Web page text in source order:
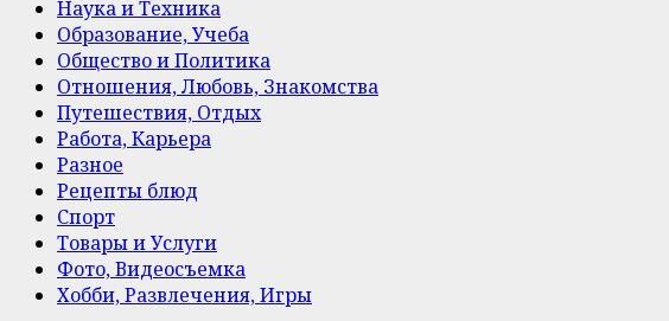
Наука и Техника
Образование, Учеба
Общество и Политика
Отношения, Любовь, Знакомства
Путешествия, Отдых
Работа, Карьера
Разное
Рецепты блюд
Спорт
Товары и Услуги
Фото, Видеосъемка
Хобби, Развлечения, Игры